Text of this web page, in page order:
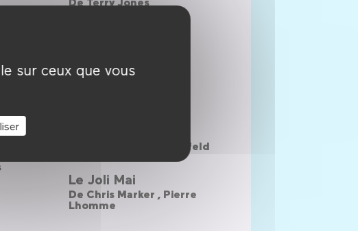
sur ceux que vous
La Permission
Maximiliano Schonfeld
Le Joli Mai
De Chris Marker , Pierre
Lhomme